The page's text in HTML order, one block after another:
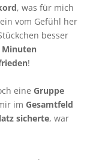
, was für mich
vom Gefühl her
besser
Minuten
!
eine Gruppe
im Gesamtfeld
sicherte, war